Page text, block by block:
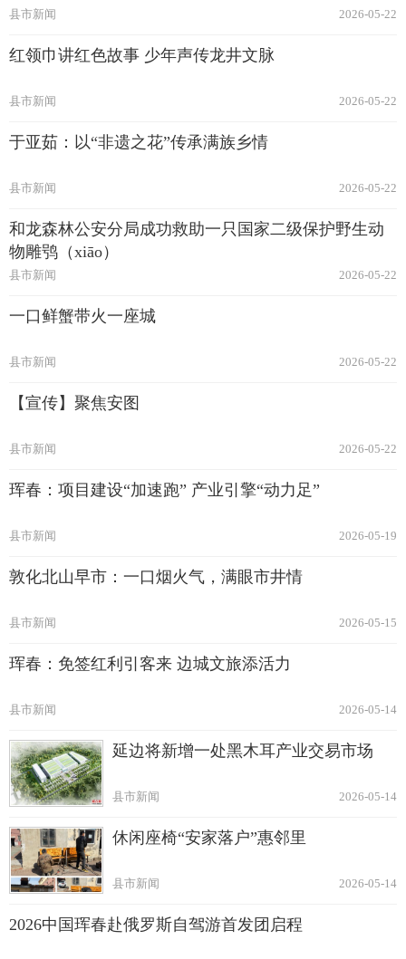
2026-05-22
县市新闻
红领巾讲红色故事 少年声传龙井文脉
2026-05-22
县市新闻
于亚茹：以“非遗之花”传承满族乡情
2026-05-22
县市新闻
和龙森林公安分局成功救助一只国家二级保护野生动
物雕鸮（xiāo）
2026-05-22
县市新闻
一口鲜蟹带火一座城
2026-05-22
县市新闻
【宣传】聚焦安图
2026-05-22
县市新闻
珲春：项目建设“加速跑” 产业引擎“动力足”
2026-05-19
县市新闻
敦化北山早市：一口烟火气，满眼市井情
2026-05-15
县市新闻
珲春：免签红利引客来 边城文旅添活力
2026-05-14
县市新闻
延边将新增一处黑木耳产业交易市场
2026-05-14
县市新闻
休闲座椅“安家落户”惠邻里
2026-05-14
县市新闻
2026中国珲春赴俄罗斯自驾游首发团启程